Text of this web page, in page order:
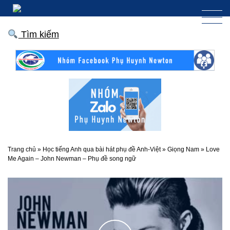
Tìm kiếm
Trang chủ » Học tiếng Anh qua bài hát phụ đề Anh-Việt» Giọng Nam » Love
Me Again – John Newman – Phụ đề song ngữ